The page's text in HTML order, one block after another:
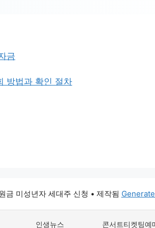
금
방법과 확인 절차
금 미성년자 세대주 신청 • 제작됨
인생뉴스 콘서트티켓팅예